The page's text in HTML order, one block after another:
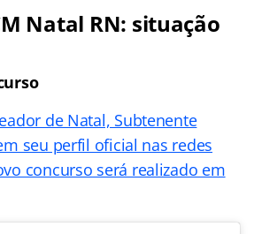
Natal RN: situação
de Natal, Subtenente
seu perfil oficial nas redes
concurso será realizado em